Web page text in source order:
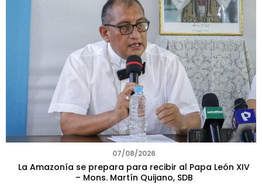
07/08/2026
La Amazonía se prepara para recibir al Papa León XIV
– Mons. Martín Quijano, SDB